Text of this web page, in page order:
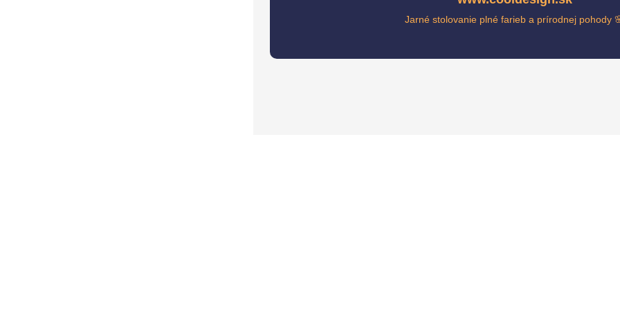
Jarné stolovanie plné farieb a prírodnej pohody